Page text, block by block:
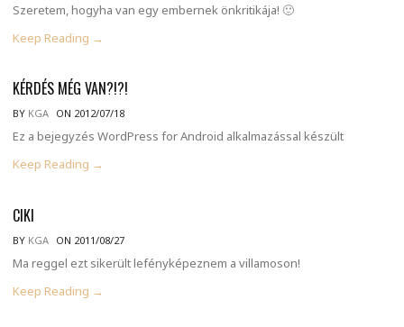
Szeretem, hogyha van egy embernek önkritikája! 🙂
Keep Reading →
KÉRDÉS MÉG VAN?!?!
BY KGA ON 2012/07/18
Ez a bejegyzés WordPress for Android alkalmazással készült
Keep Reading →
CIKI
BY KGA ON 2011/08/27
Ma reggel ezt sikerült lefényképeznem a villamoson!
Keep Reading →